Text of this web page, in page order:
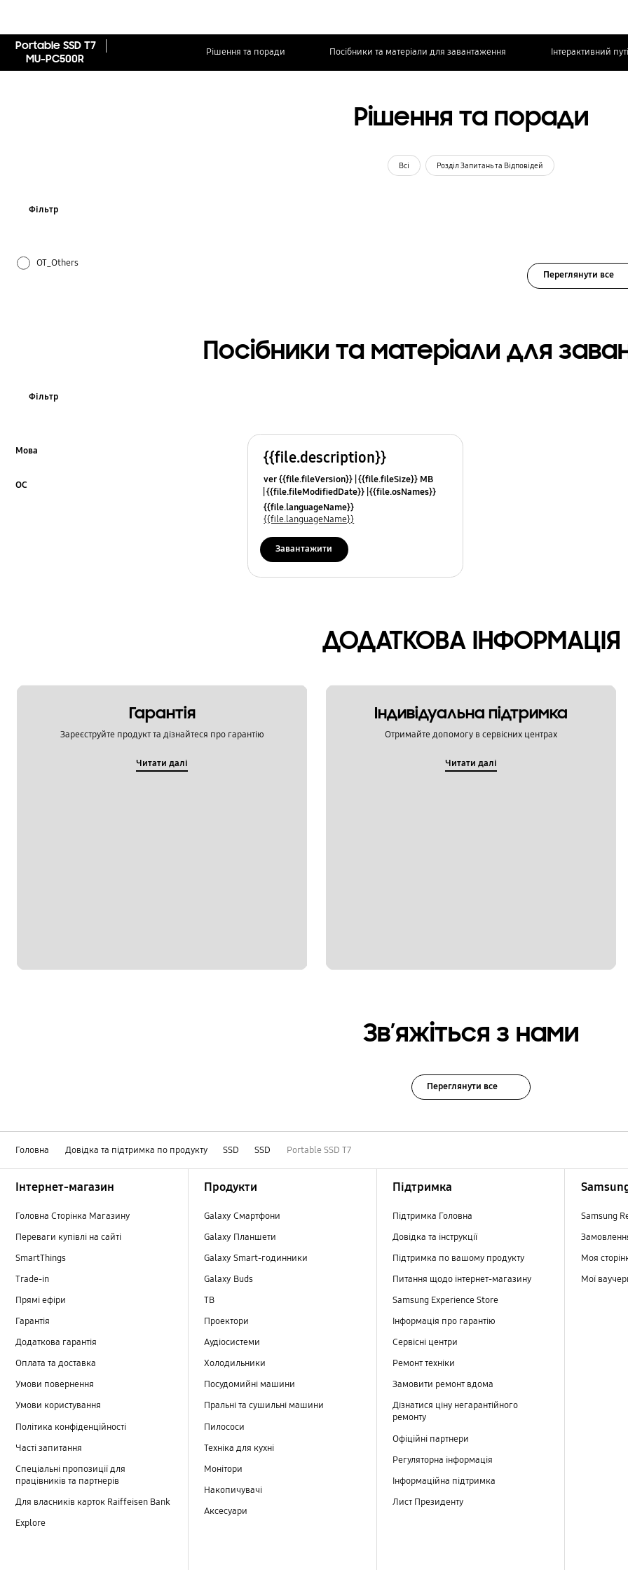
Portable SSD T7
MU-PC500R
Рішення та поради Посібники та матеріали для завантаження Інтерактивний
Рішення та поради
Всі Розділ Запитань та Відповідей
Фільтр
OT_Others
Переглянути все
Посібники та матеріали для
Фільтр
Мова
ОС
{{file.description}}
ver {{file.fileVersion}} {{file.fileSize}} MB
{{file.fileModifiedDate}} {{file.osNames}}
{{file.languageName}}
{{file.languageName}}
Завантажити
ДОДАТКОВА ІНФОРМАЦІЯ
Гарантія
Зареєструйте продукт та дізнайтеся про гарантію
Читати далі
Індивідуальна підтримка
Отримайте допомогу в сервісних центрах
Читати далі
Зв’яжіться з нами
Переглянути все
Головна Довідка та підтримка по продукту SSD SSD Portable SSD T7
Інтернет-магазин
Головна Сторінка Магазину
Переваги купівлі на сайті
SmartThings
Trade-in
Прямі ефіри
Гарантія
Додаткова гарантія
Оплата та доставка
Умови повернення
Умови користування
Політика конфіденційності
Часті запитання
Спеціальні пропозиції для
працівників та партнерів
Для власників карток Raiffeisen Bank
Explore
Продукти
Galaxy Смартфони
Galaxy Планшети
Galaxy Smart-годинники
Galaxy Buds
TB
Проектори
Аудіосистеми
Холодильники
Посудомийні машини
Пральні та сушильні машини
Пилососи
Техніка для кухні
Монітори
Накопичувачі
Аксесуари
Підтримка
Підтримка Головна
Довідка та інструкції
Підтримка по вашому продукту
Питання щодо інтернет-магазину
Samsung Experience Store
Інформація про гарантію
Сервісні центри
Ремонт техніки
Замовити ремонт вдома
Дізнатися ціну негарантійного
ремонту
Офіційні партнери
Регуляторна інформація
Інформаційна підтримка
Лист Президенту
Samsung
Моя
Мої